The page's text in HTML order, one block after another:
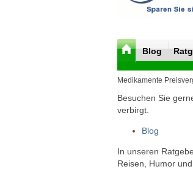
Blog
Medikamente
Besuchen Sie
verbirgt.
Blog
In unseren
Reisen, Humor